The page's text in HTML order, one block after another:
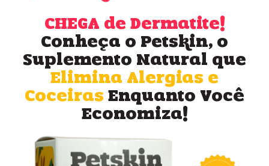
CHEGA de Dermatite!
Conheça o Petskin, o
Suplemento Natural que
Elimina Alergias e
CoceirasEnquanto Você
Economiza!